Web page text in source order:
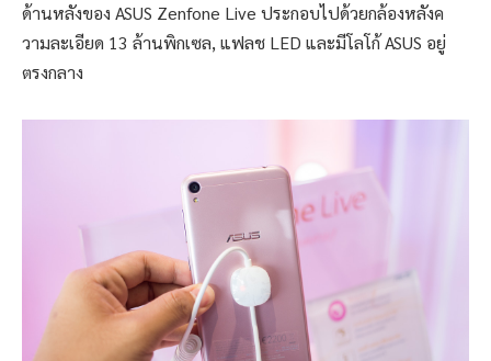
ด้านหลังของ ASUS Zenfone Live ประกอบไปด้วยกล้องหลังค
วามละเอียด 13 ล้านพิกเซล, แฟลช LED และมีโลโก้ ASUS อยู่
ตรงกลาง